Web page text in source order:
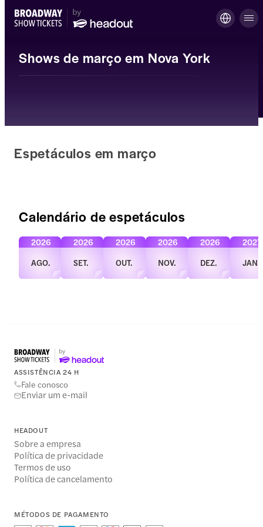
Shows de março em Nova York
Espetáculos em março
Calendário de espetáculos
AGO.
2026
SET.
2026
OUT.
2026
NOV.
2026
DEZ.
2026
JAN.
2027
ASSISTÊNCIA 24 H
Fale conosco
Enviar um e-mail
HEADOUT
Sobre a empresa
Política de privacidade
Termos de uso
Política de cancelamento
MÉTODOS DE PAGAMENTO